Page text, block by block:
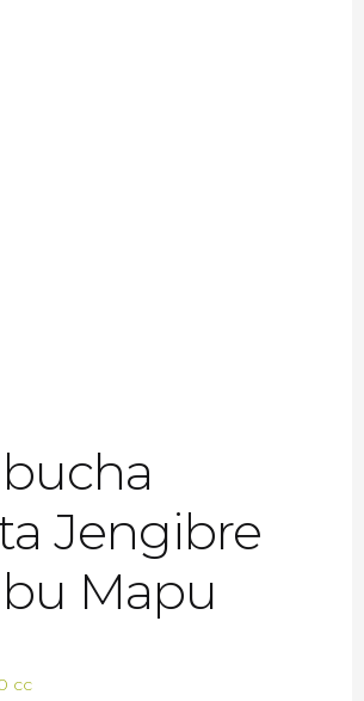
Jengibre
Mapu
cc